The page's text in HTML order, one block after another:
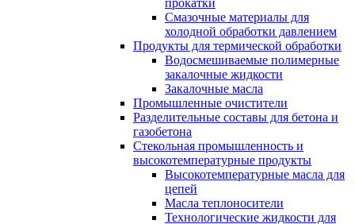
прокатки
Смазочные материалы для
холодной обработки давлением
Продукты для термической обработки
Водосмешиваемые полимерные
закалочные жидкости
Закалочные масла
Промышленные очистители
Разделительные составы для бетона и
газобетона
Стекольная промышленность и
высокотемпературные продукты
Высокотемпературные масла для
цепей
Масла теплоносители
Технологические жидкости для